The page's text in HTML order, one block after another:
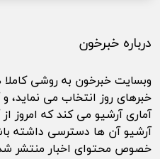
درباره خبرخون
وبسایت خبرخون به روشی کاملا
خبرهای روز انتخاب می نماید،
آماری آرشیو می کند که امروز
آرشیو آن ها دسترسی داشته
خصوص محتوای اخبار منتشر